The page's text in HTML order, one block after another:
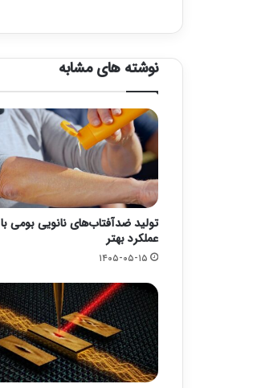
نوشته های مشابه
تولید ضدآفتاب‌های نانویی بومی با
عملکرد بهتر
۱۴۰۵-۰۵-۱۵